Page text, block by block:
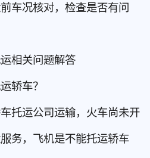
车况核对，检查是否有问
相关问题解答
轿车？
运公司运输，火车尚未开
务，飞机是不能托运轿车